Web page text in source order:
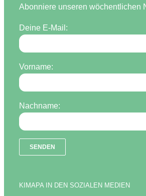
Abonniere unseren wöchentlichen
Deine E-Mail:
Vorname:
Nachname:
KIMAPA IN DEN SOZIALEN MEDIEN